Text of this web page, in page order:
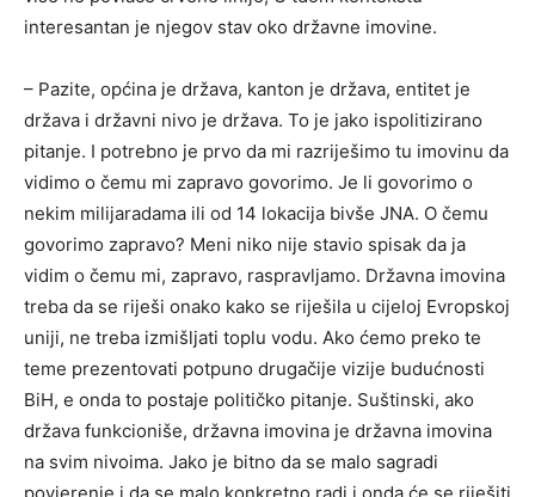
interesantan je njegov stav oko državne imovine.
– Pazite, općina je država, kanton je država, entitet je
država i državni nivo je država. To je jako ispolitizirano
pitanje. I potrebno je prvo da mi razriješimo tu imovinu da
vidimo o čemu mi zapravo govorimo. Je li govorimo o
nekim milijaradama ili od 14 lokacija bivše JNA. O čemu
govorimo zapravo? Meni niko nije stavio spisak da ja
vidim o čemu mi, zapravo, raspravljamo. Državna imovina
treba da se riješi onako kako se riješila u cijeloj Evropskoj
uniji, ne treba izmišljati toplu vodu. Ako ćemo preko te
teme prezentovati potpuno drugačije vizije budućnosti
BiH, e onda to postaje političko pitanje. Suštinski, ako
država funkcioniše, državna imovina je državna imovina
na svim nivoima. Jako je bitno da se malo sagradi
povjerenje i da se malo konkretno radi i onda će se riješiti